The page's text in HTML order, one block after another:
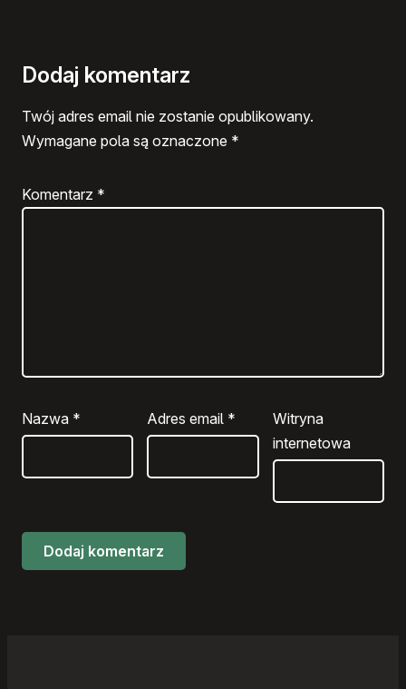
Dodaj komentarz
Twój adres email nie zostanie opublikowany.
Wymagane pola są oznaczone *
Komentarz *
Nazwa * Adres email *
Witryna
internetowa